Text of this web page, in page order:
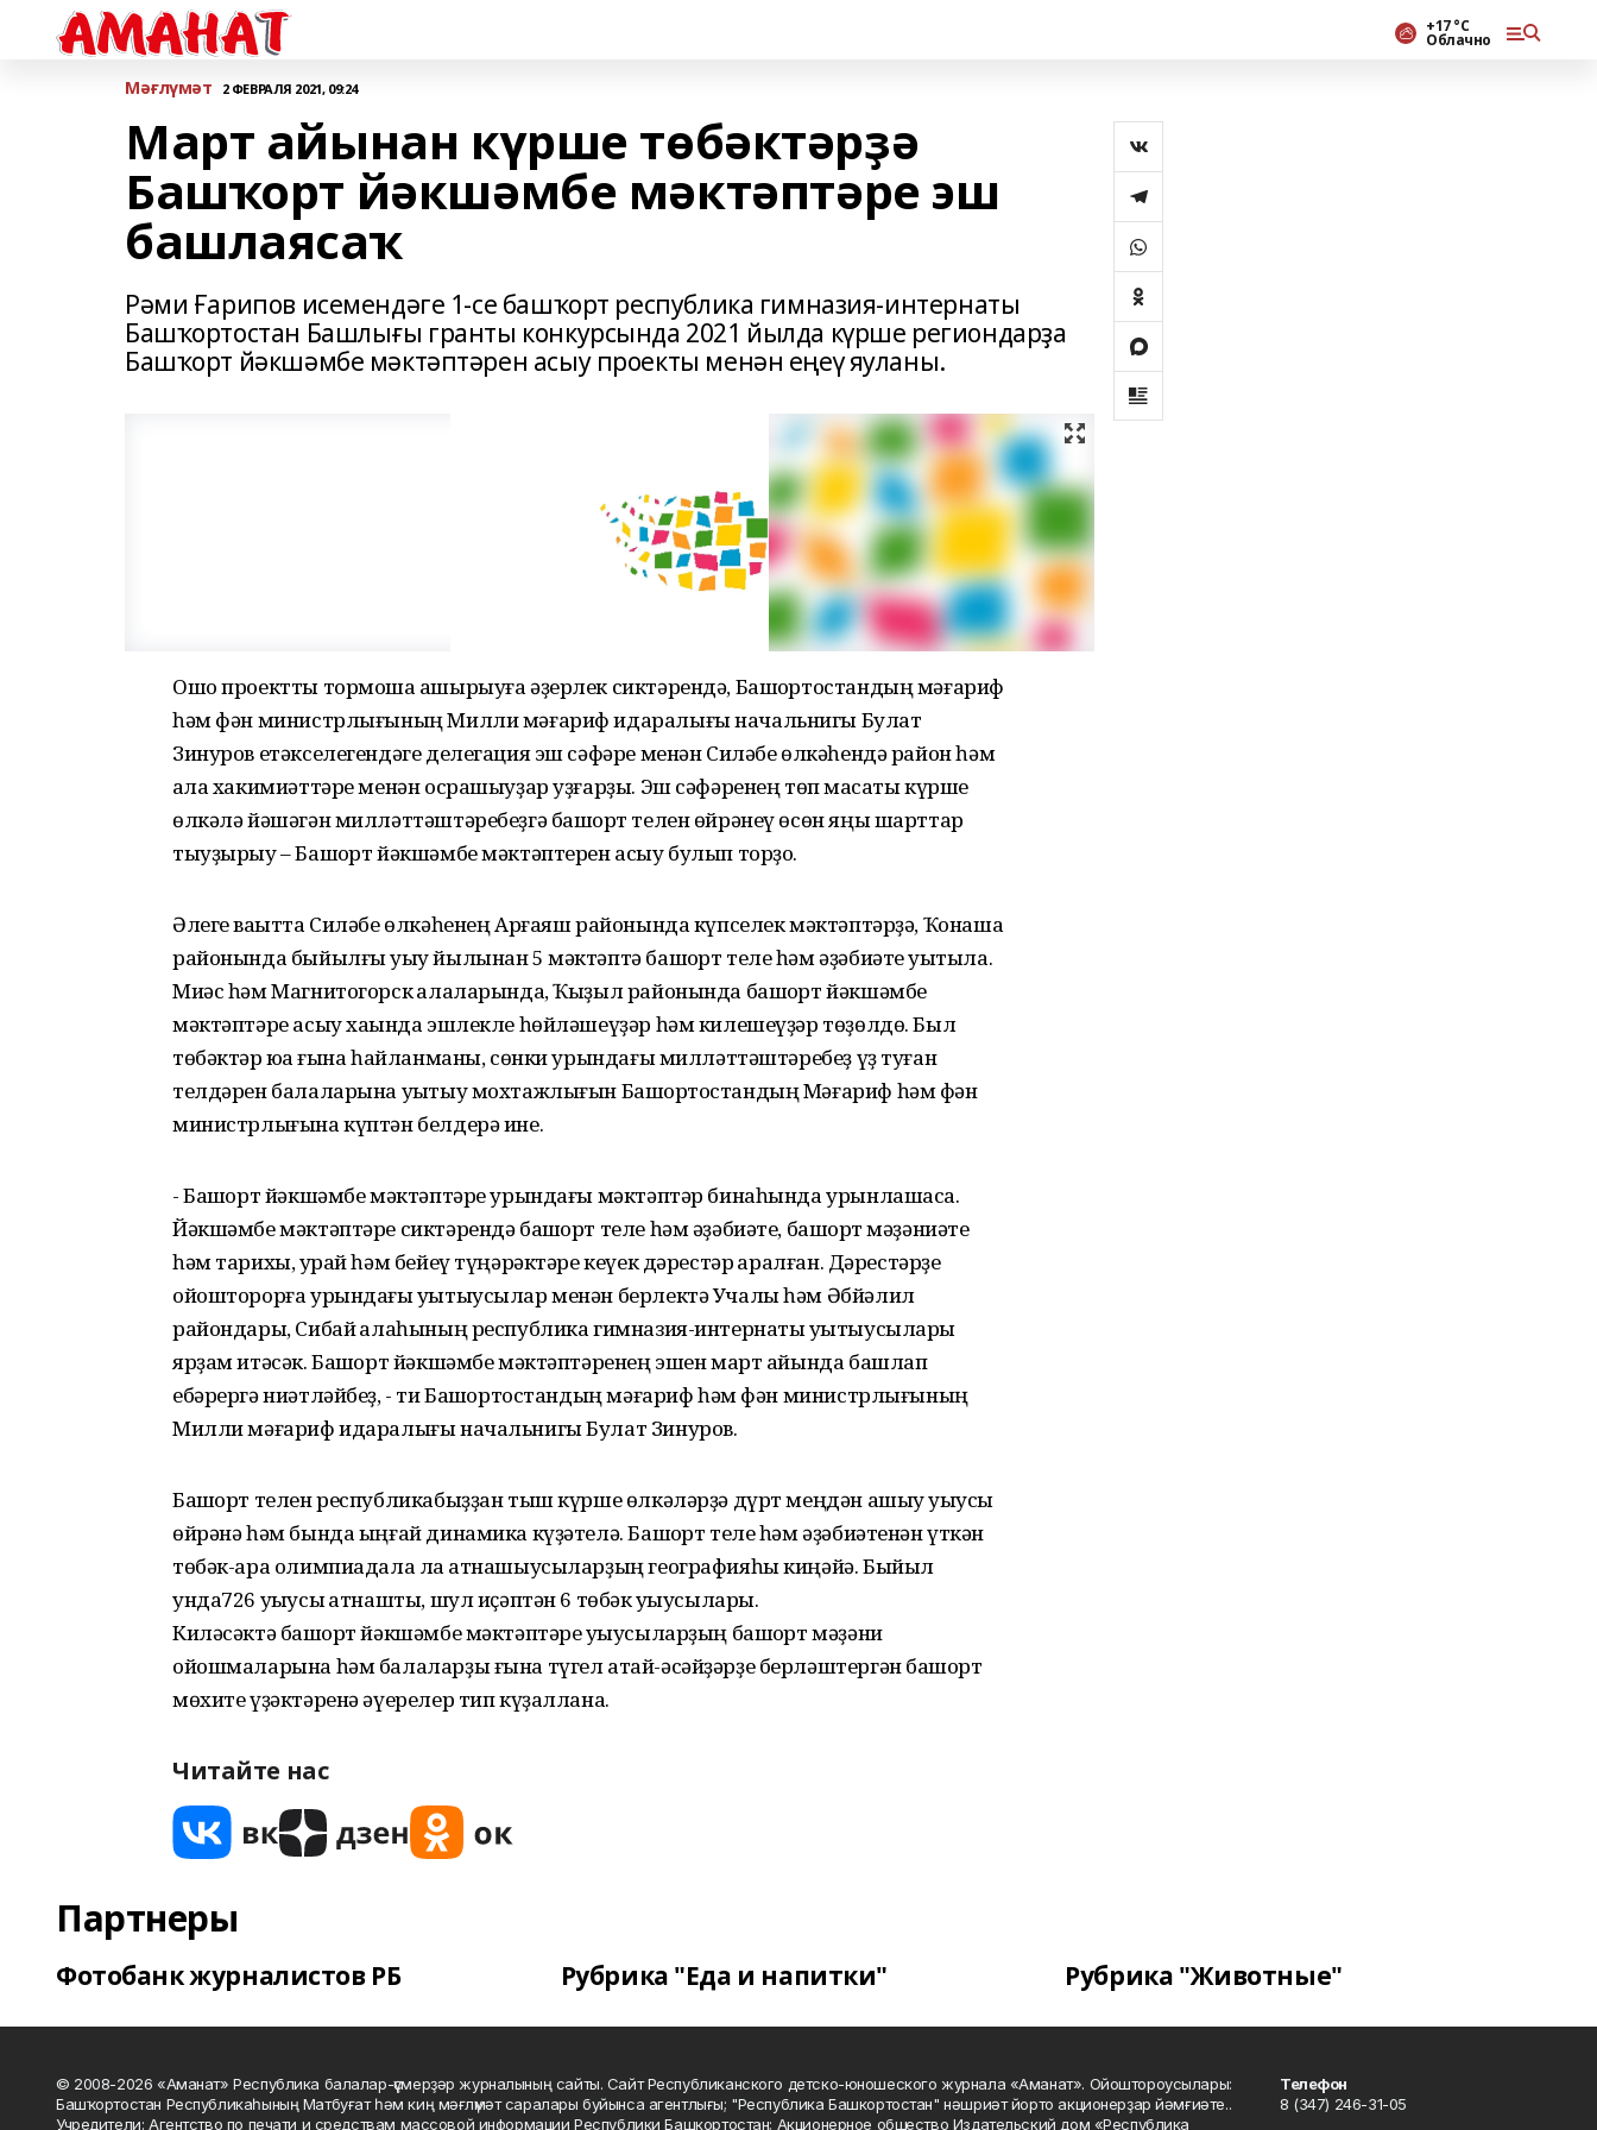
+17 °С
Облачно
Мәғлүмәт 2 ФЕВРАЛЯ 2021, 09:24
Март айынан күрше төбәктәрҙә
Башҡорт йәкшәмбе мәктәптәре эш
башлаясаҡ
Рәми Ғарипов исемендәге 1-се башҡорт республика гимназия-интернаты
Башҡортостан Башлығы гранты конкурсында 2021 йылда күрше региондарҙа
Башҡорт йәкшәмбе мәктәптәрен асыу проекты менән еңеү яуланы.
Ошо проектты тормошҡа ашырыуға әҙерлек сиктәрендә, Башҡортостандың мәғариф
һәм фән министрлығының Милли мәғариф идаралығы начальнигы Булат
Зинуров етәкселегендәге делегация эш сәфәре менән Силәбе өлкәһендә район һәм
ҡала хакимиәттәре менән осрашыуҙар уҙғарҙы. Эш сәфәренең төп маҡсаты күрше
өлкәлә йәшәгән милләттәштәребеҙгә башҡорт телен өйрәнеү өсөн яңы шарттар
тыуҙырыу – Башҡорт йәкшәмбе мәктәптерен асыу булып торҙо.
Әлеге ваҡытта Силәбе өлкәһенең Арғаяш районында күпселек мәктәптәрҙә, Ҡонашаҡ
районында быйылғы уҡыу йылынан 5 мәктәптә башҡорт теле һәм әҙәбиәте уҡытыла.
Миәс һәм Магнитогорск ҡалаларында, Ҡыҙыл районында башҡорт йәкшәмбе
мәктәптәре асыу хаҡында эшлекле һөйләшеүҙәр һәм килешеүҙәр төҙөлдө. Был
төбәктәр юҡҡа ғына һайланманы, сөнки урындағы милләттәштәребеҙ үҙ туған
телдәрен балаларына уҡытыу мохтажлығын Башҡортостандың Мәғариф һәм фән
министрлығына күптән белдерә ине.
- Башҡорт йәкшәмбе мәктәптәре урындағы мәктәптәр бинаһында урынлашасаҡ.
Йәкшәмбе мәктәптәре сиктәрендә башҡорт теле һәм әҙәбиәте, башҡорт мәҙәниәте
һәм тарихы, ҡурай һәм бейеү түңәрәктәре кеүек дәрестәр ҡаралған. Дәрестәрҙе
ойошторорға урындағы уҡытыусылар менән берлектә Учалы һәм Әбйәлил
райондары, Сибай ҡалаһының республика гимназия-интернаты уҡытыусылары
ярҙам итәсәк. Башҡорт йәкшәмбе мәктәптәренең эшен март айында башлап
ебәрергә ниәтләйбеҙ, - ти Башҡортостандың мәғариф һәм фән министрлығының
Милли мәғариф идаралығы начальнигы Булат Зинуров.
Башҡорт телен республикабыҙҙан тыш күрше өлкәләрҙә дүрт меңдән ашыу уҡыусы
өйрәнә һәм бында ыңғай динамика күҙәтелә. Башҡорт теле һәм әҙәбиәтенән үткән
төбәк-ара олимпиадала ла ҡатнашыусыларҙың географияһы киңәйә. Быйыл
унда726 уҡыусы ҡатнашты, шул иҫәптән 6 төбәк уҡыусылары.
Киләсәктә башҡорт йәкшәмбе мәктәптәре уҡыусыларҙың башҡорт мәҙәни
ойошмаларына һәм балаларҙы ғына түгел атай-әсәйҙәрҙе берләштергән башҡорт
мөхите үҙәктәренә әүерелер тип күҙаллана.
Читайте нас
Партнеры
Фотобанк журналистов РБ Рубрика "Еда и напитки" Рубрика "Животные"
© 2008-2026 «Аманат» Республика балалар-үҫмерҙәр журналының сайты. Сайт Республиканского детско-юношеского журнала «Аманат». Ойоштороусылары:
Башҡортостан Республикаһының Матбуғат һәм киң мәғлүмәт саралары буйынса агентлығы; "Республика Башкортостан" нәшриәт йорто акционерҙар йәмғиәте..
Учредители: Агентство по печати и средствам массовой информации Республики Башкортостан; Акционерное общество Издательский дом «Республика
Телефон
8 (347) 246-31-05